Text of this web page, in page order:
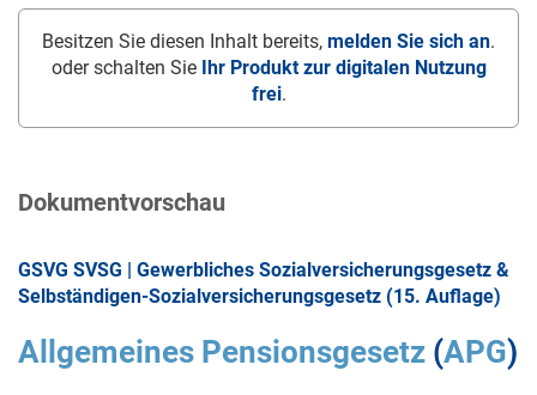
Besitzen Sie diesen Inhalt bereits, melden Sie sich an.
oder schalten Sie
Ihr Produkt zur digitalen Nutzung
frei.
Dokumentvorschau
GSVG SVSG | Gewerbliches Sozialversicherungsgesetz &
Selbständigen-Sozialversicherungsgesetz (15. Auflage)
Allgemeines Pensionsgesetz (APG)